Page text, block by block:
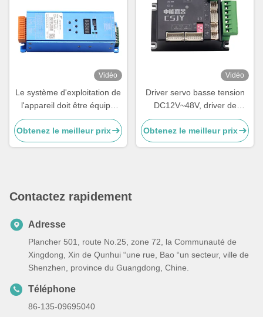
Vidéo
Le système d'exploitation de
l'appareil doit être équipé
d'un système de contrôle de
l'équipement.
Obtenez le meilleur prix
Vidéo
Driver servo basse tension
DC12V~48V, driver de
servomoteur AGV, fonctions
de communication RS485 et
CAN, servodrive DC 400W.
Obtenez le meilleur prix
Contactez rapidement
Adresse
Plancher 501, route No.25, zone 72, la Communauté de
Xingdong, Xin de Qunhui “une rue, Bao “un secteur, ville de
Shenzhen, province du Guangdong, Chine.
Téléphone
86-135-09695040